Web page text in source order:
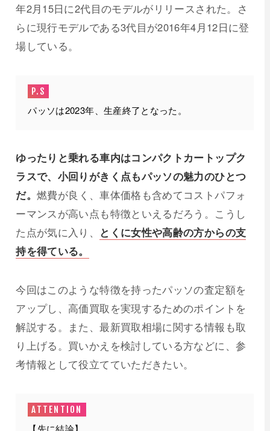
年2月15日に2代目のモデルがリリースされた。さ
らに現行モデルである3代目が2016年4月12日に登
場している。
パッソは2023年、 生産終了となった。
ゆったりと乗れる車内はコンパクトカートップク
ラスで、小回りがきく点もパッソの魅力のひとつ
だ。燃費が良く、車体価格も含めてコストパフォ
ーマンスが高い点も特徴といえるだろう。こうし
た点が気に入り、
とくに女性や高齢の方からの支
持を得ている。
今回はこのような特徴を持ったパッソの査定額を
アップし、高価買取を実現するためのポイントを
解説する。また、最新買取相場に関する情報も取
り上げる。買いかえを検討している方などに、参
考情報として役立てていただきたい。
【先に結論】